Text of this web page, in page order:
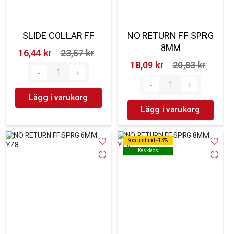
SLIDE COLLAR FF
16,44 kr‎
23,57 kr‎
Lägg i varukorg
NO RETURN FF SPRG
8MM
18,09 kr‎
20,83 kr‎
Lägg i varukorg
Soodushind -13%
Kesklaos
Soodushind -13%
Kesklaos